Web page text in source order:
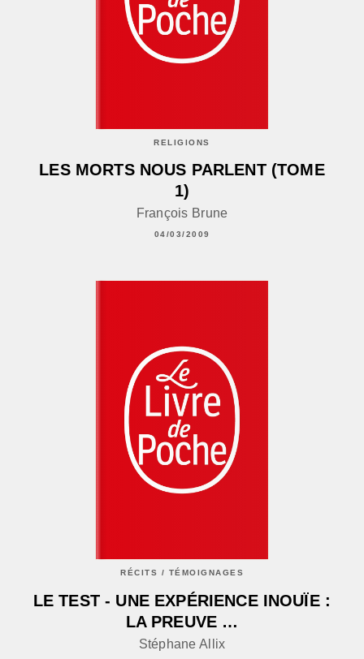
RELIGIONS
LES MORTS NOUS PARLENT (TOME
1)
François Brune
04/03/2009
RÉCITS / TÉMOIGNAGES
LE TEST - UNE EXPÉRIENCE INOUÏE :
LA PREUVE …
Stéphane Allix